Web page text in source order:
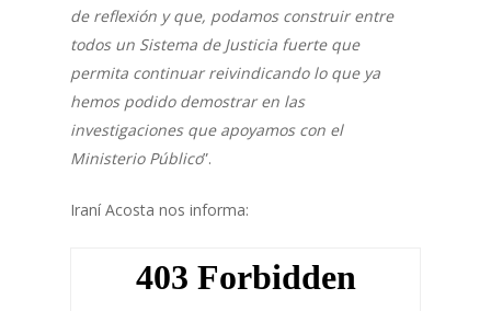
de reflexión y que, podamos construir entre
todos un Sistema de Justicia fuerte que
permita continuar reivindicando lo que ya
hemos podido demostrar en las
investigaciones que apoyamos con el
Ministerio Público”.
Iraní Acosta nos informa: